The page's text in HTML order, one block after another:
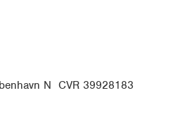
N CVR 39928183